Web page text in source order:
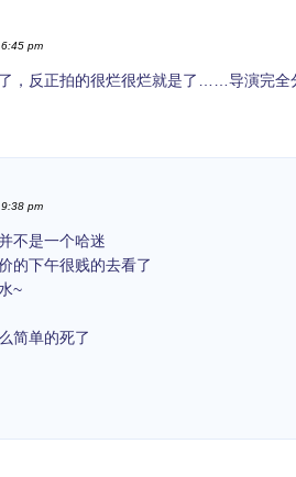
pm
，反正拍的很烂很烂就是了……导演完全
pm
不是一个哈迷
的下午很贱的去看了
~
简单的死了